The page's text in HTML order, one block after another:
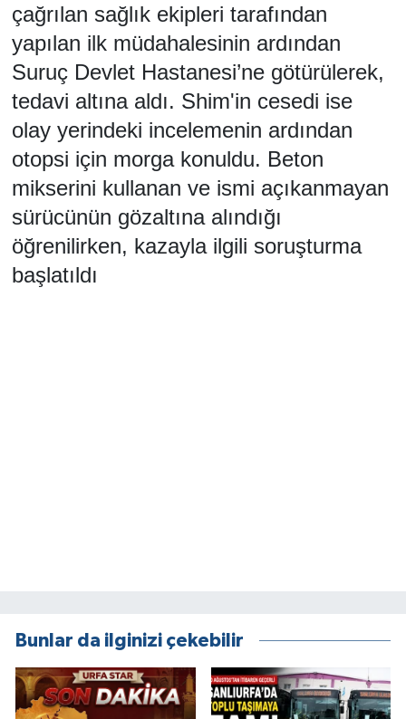
çağrılan sağlık ekipleri tarafından
yapılan ilk müdahalesinin ardından
Suruç Devlet Hastanesi’ne götürülerek,
tedavi altına aldı. Shim'in cesedi ise
olay yerindeki incelemenin ardından
otopsi için morga konuldu. Beton
mikserini kullanan ve ismi açıkanmayan
sürücünün gözaltına alındığı
öğrenilirken, kazayla ilgili soruşturma
başlatıldı
Bunlar da ilginizi çekebilir